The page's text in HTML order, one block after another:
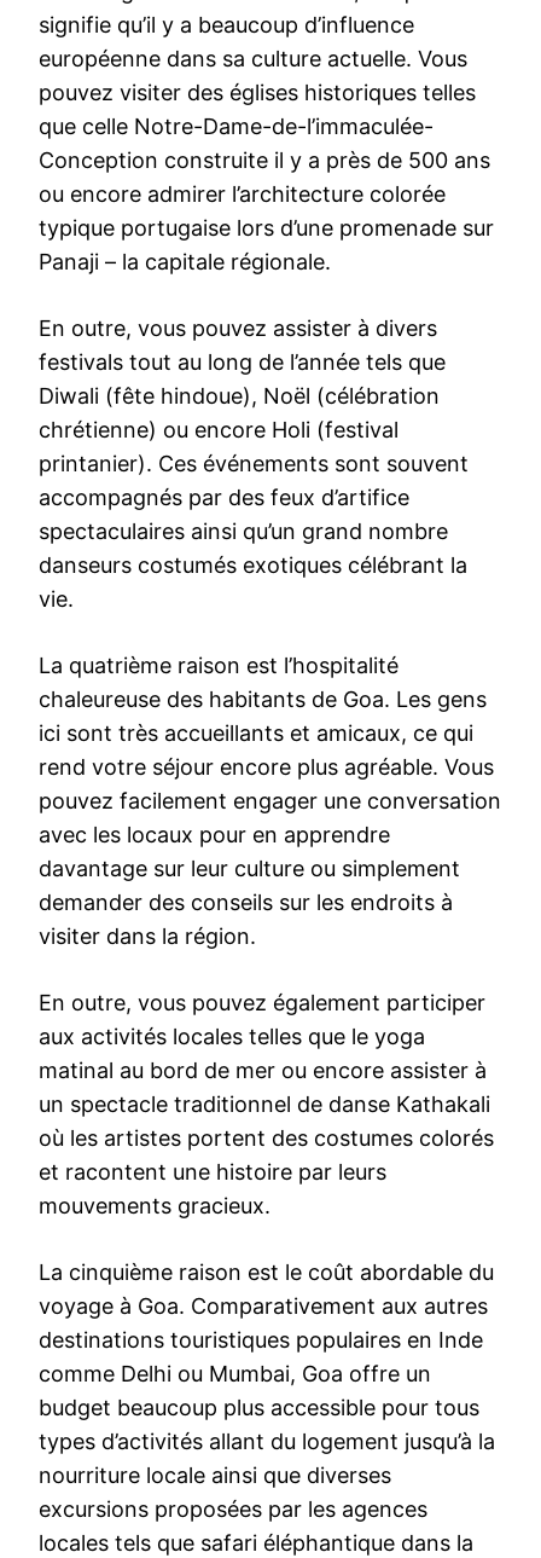
signifie qu’il y a beaucoup d’influence
européenne dans sa culture actuelle. Vous
pouvez visiter des églises historiques telles
que celle Notre-Dame-de-l’immaculée-
Conception construite il y a près de 500 ans
ou encore admirer l’architecture colorée
typique portugaise lors d’une promenade sur
Panaji – la capitale régionale.
En outre, vous pouvez assister à divers
festivals tout au long de l’année tels que
Diwali (fête hindoue), Noël (célébration
chrétienne) ou encore Holi (festival
printanier). Ces événements sont souvent
accompagnés par des feux d’artifice
spectaculaires ainsi qu’un grand nombre
danseurs costumés exotiques célébrant la
vie.
La quatrième raison est l’hospitalité
chaleureuse des habitants de Goa. Les gens
ici sont très accueillants et amicaux, ce qui
rend votre séjour encore plus agréable. Vous
pouvez facilement engager une conversation
avec les locaux pour en apprendre
davantage sur leur culture ou simplement
demander des conseils sur les endroits à
visiter dans la région.
En outre, vous pouvez également participer
aux activités locales telles que le yoga
matinal au bord de mer ou encore assister à
un spectacle traditionnel de danse Kathakali
où les artistes portent des costumes colorés
et racontent une histoire par leurs
mouvements gracieux.
La cinquième raison est le coût abordable du
voyage à Goa. Comparativement aux autres
destinations touristiques populaires en Inde
comme Delhi ou Mumbai, Goa offre un
budget beaucoup plus accessible pour tous
types d’activités allant du logement jusqu’à la
nourriture locale ainsi que diverses
excursions proposées par les agences
locales tels que safari éléphantique dans la